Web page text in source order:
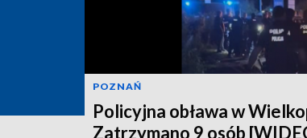
POZNAŃ
Policyjna obława w
Zatrzymano 9 osób